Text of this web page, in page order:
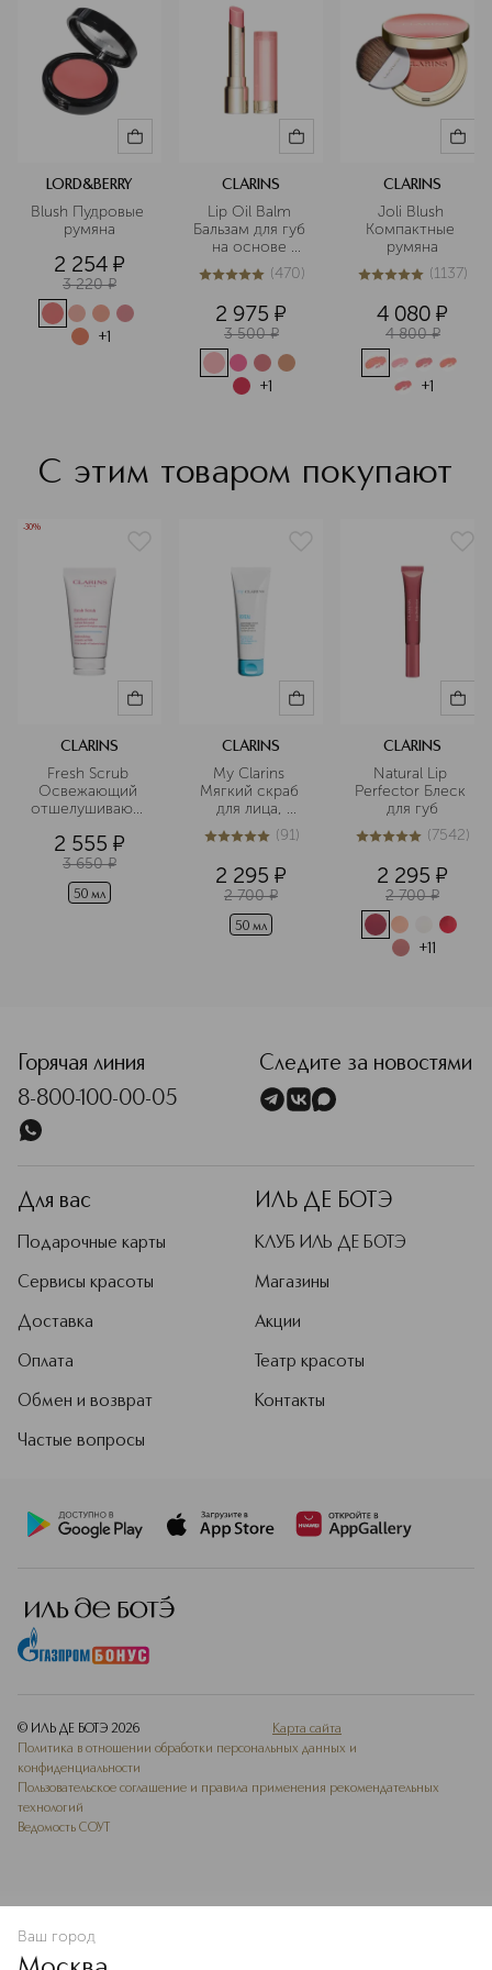
ULTRAMARINES (CI 77007), YELLOW 6 (CI 15985)].
LORD&BERRY
Blush Пудровые
румяна
2 254 ¤
3 220 ¤
+1
CLARINS
Lip Oil Balm
Бальзам для губ
на основе
масел
4.9из5470 (470)
2 975 ¤
3 500 ¤
+1
CLARINS
Joli Blush
Компактные
румяна
5из 51137 (1137)
4 080 ¤
4 800 ¤
+1
С этим товаром покупают
-30%
CLARINS
Fresh Scrub
Освежающий
отшелушивающий
2 555 ¤
3 650 ¤
50 мл
CLARINS
My Clarins
Мягкий скраб
для лица,
придающий
сияние коже
5из 591 (91)
2 295 ¤
2 700 ¤
50 мл
CLARINS
Natural Lip
Perfector Блеск
для губ
5из 57542 (7542)
2 295 ¤
2 700 ¤
+11
В КОРЗИНУ
Горячая линия
8-800-100-00-05
Следите за новостями
Для вас
Подарочные карты
Сервисы красоты
Доставка
Оплата
Обмен и возврат
Частые вопросы
ИЛЬ ДЕ БОТЭ
КЛУБ ИЛЬ ДЕ БОТЭ
Магазины
Акции
Театр красоты
Контакты
© ИЛЬ ДЕ БОТЭ 2026
Карта сайта
Политика в отношении обработки персональных данных и
конфиденциальности
Пользовательское соглашение и правила применения рекомендательных
технологий
Ведомость СОУТ
Ваш город